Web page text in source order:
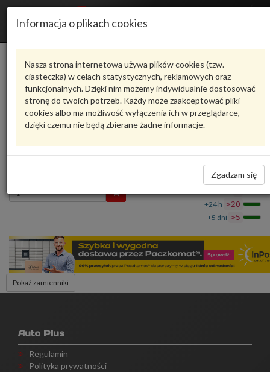
Informacja o plikach cookies
Nasza strona internetowa używa plików cookies (tzw.
ciasteczka) w celach statystycznych, reklamowych oraz
funkcjonalnych. Dzięki nim możemy indywidualnie dostosować
stronę do twoich potrzeb. Każdy może zaakceptować pliki
cookies albo ma możliwość wyłączenia ich w przeglądarce,
dzięki czemu nie będą zbierane żadne informacje.
Zgadzam się
Karta produktu
N91059801VAG
VAG - produkt oryginalny VW AUDI SEAT SKODA
Śruba kołnierzowa z gniazdem wielokątnym
N91059801 VAG
ilość
Dostępność
+24 h >20
+5 dni >5
Pokaż zamienniki
Auto Plus
Regulamin
Polityka prywatności